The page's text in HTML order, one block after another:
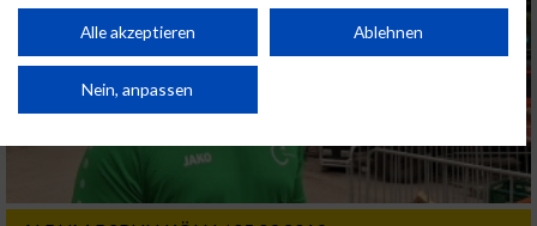
Performance von Inhalten. Analyse von Zielgruppen durch Statistiken oder
Kombinationen von Daten aus verschiedenen Quellen. Entwicklung und
von Inhalten.
Daten können außerhalb der Europäischen Union weitergegeben und in die
Website/App.
Partnerliste anzeigen (1 IAB-Anbieter)
Alle akzeptieren Ablehnen
Nein, anpassen